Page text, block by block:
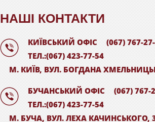
НАШI КОНТАКТИ
КИЇВСЬКИЙ ОФІС
(067) 767-
ТЕЛ.:(067) 423-77-54
М. КИЇВ, ВУЛ. БОГДАНА
БУЧАНСЬКИЙ ОФІС
(067) 767-
ТЕЛ.:(067) 423-77-54
М. БУЧА, ВУЛ. ЛЕХА КАЧИНСЬКОГО,